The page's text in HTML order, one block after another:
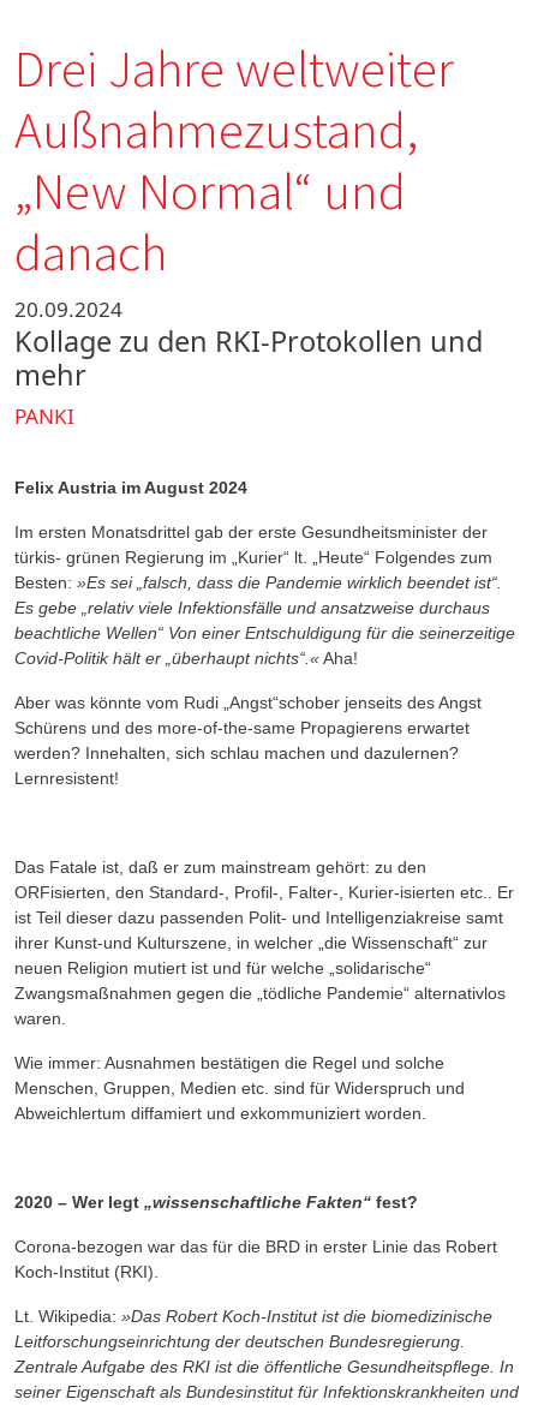
Drei Jahre weltweiter
Außnahmezustand,
„New Normal“ und
danach
20.09.2024
Kollage zu den RKI-Protokollen und
mehr
PANKI
Felix Austria im August 2024
Im ersten Monatsdrittel gab der erste Gesundheitsminister der
türkis- grünen Regierung im „Kurier“ lt. „Heute“ Folgendes zum
Besten: »Es sei „falsch, dass die Pandemie wirklich beendet ist“.
Es gebe „relativ viele Infektionsfälle und ansatzweise durchaus
beachtliche Wellen“ Von einer Entschuldigung für die seinerzeitige
Covid-Politik hält er „überhaupt nichts“.«Aha!
Aber was könnte vom Rudi „Angst“schober jenseits des Angst
Schürens und des more-of-the-same Propagierens erwartet
werden? Innehalten, sich schlau machen und dazulernen?
Lernresistent!
Das Fatale ist, daß er zum mainstream gehört: zu den
ORFisierten, den Standard-, Profil-, Falter-, Kurier-isierten etc.. Er
ist Teil dieser dazu passenden Polit- und Intelligenziakreise samt
ihrer Kunst-und Kulturszene, in welcher „die Wissenschaft“ zur
neuen Religion mutiert ist und für welche „solidarische“
Zwangsmaßnahmen gegen die „tödliche Pandemie“ alternativlos
waren.
Wie immer: Ausnahmen bestätigen die Regel und solche
Menschen, Gruppen, Medien etc. sind für Widerspruch und
Abweichlertum diffamiert und exkommuniziert worden.
2020 – Wer legt „wissenschaftliche Fakten“ fest?
Corona-bezogen war das für die BRD in erster Linie das Robert
Koch-Institut (RKI).
Lt. Wikipedia: »Das Robert Koch-Institut ist die biomedizinische
Leitforschungseinrichtung der deutschen Bundesregierung.
Zentrale Aufgabe des RKI ist die öffentliche Gesundheitspflege. In
seiner Eigenschaft als Bundesinstitut für Infektionskrankheiten und